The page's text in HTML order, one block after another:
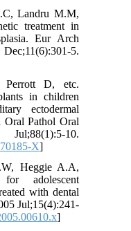
شکل 2: چهره کودک از طرف راست
مشاهدات ما در
زیر میباشد: تاج
و به شکل
تعدادی از دندان
های موجود از هم،
آلوئول فکین در
خارج و داخل
تشخیص بیماری
دیسپلازی داده
تشخیص بالینی
ده دندان شیری
مولرهای سوم) در
(شکل٤).
کردن وبهبود
Landru M.M,
treatment in
Eur Arch
5.
Perrott D, etc.
in children
ectodermal
Oral Pathol Oral
10.
X
Heggie A.A,
for adolescent
with dental
Jul;15(4):241-